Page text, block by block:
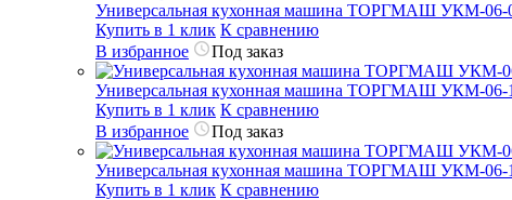
Универсальная кухонная машина ТОРГМАШ УКМ-06-
Купить в 1 клик К сравнению
В избранное
Под заказ
Универсальная кухонная машина ТОРГМАШ УКМ-06-
Купить в 1 клик К сравнению
В избранное
Под заказ
Универсальная кухонная машина ТОРГМАШ УКМ-06-
Купить в 1 клик К сравнению